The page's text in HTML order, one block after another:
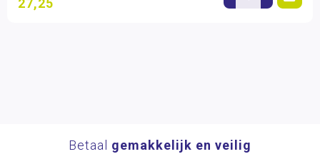
27,25
Betaal gemakkelijk en veilig